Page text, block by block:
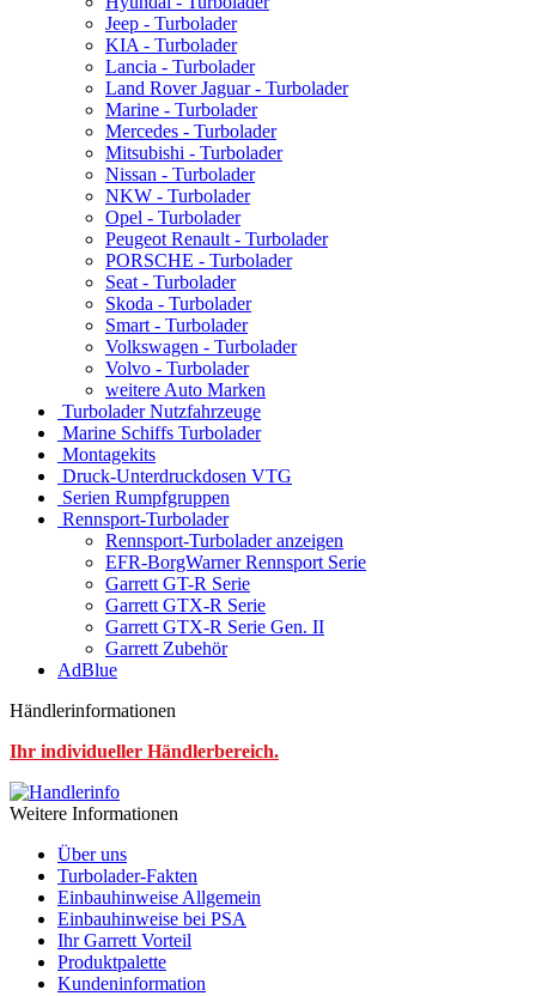
Jeep - Turbolader
KIA - Turbolader
Lancia - Turbolader
Land Rover Jaguar - Turbolader
Marine - Turbolader
Mercedes - Turbolader
Mitsubishi - Turbolader
Nissan - Turbolader
NKW - Turbolader
Opel - Turbolader
Peugeot Renault - Turbolader
PORSCHE - Turbolader
Seat - Turbolader
Skoda - Turbolader
Smart - Turbolader
Volkswagen - Turbolader
Volvo - Turbolader
weitere Auto Marken
Turbolader Nutzfahrzeuge
Marine Schiffs Turbolader
Montagekits
Druck-Unterdruckdosen VTG
Serien Rumpfgruppen
Rennsport-Turbolader
Rennsport-Turbolader anzeigen
EFR-BorgWarner Rennsport Serie
Garrett GT-R Serie
Garrett GTX-R Serie
Garrett GTX-R Serie Gen. II
Garrett Zubehör
AdBlue
Händlerinformationen
Ihr individueller Händlerbereich.
Weitere Informationen
Über uns
Turbolader-Fakten
Einbauhinweise Allgemein
Einbauhinweise bei PSA
Ihr Garrett Vorteil
Produktpalette
Kundeninformation